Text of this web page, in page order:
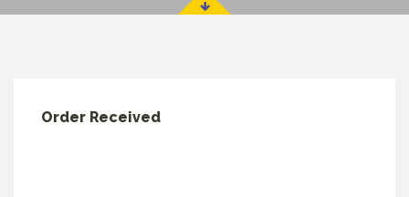
Order Received